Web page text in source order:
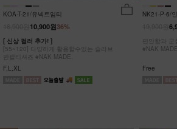
KOA-T-21/유넥트임티
36%
10,900원
[ 신상 컬러 추가! ]
[55~120] 다양하게 활용할수있는 슬라브
반팔티셔츠 #NAK MADE.
F,L,XL
NK21-P-6/
편안함과 군
#NAK
Free